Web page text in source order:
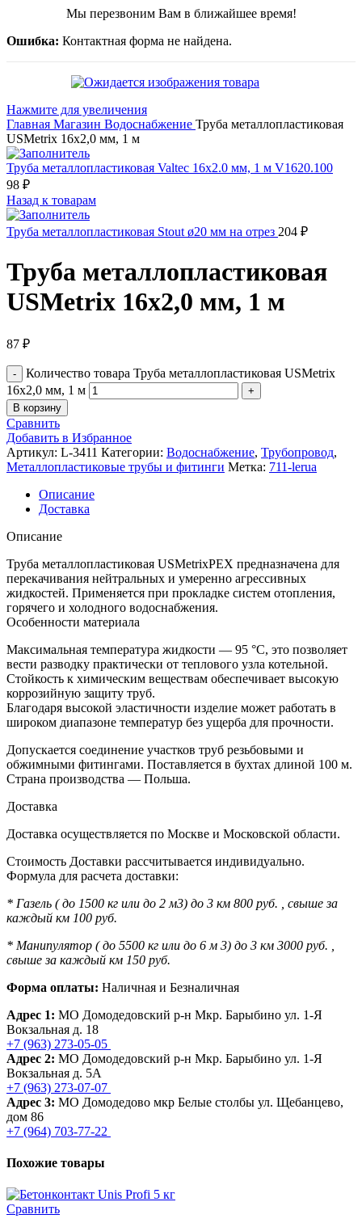
Мы перезвоним Вам в ближайшее время!
Ошибка: Контактная форма не найдена.
Нажмите для увеличения
Главная Магазин Водоснабжение Труба металлопластиковая
USMetrix 16х2,0 мм, 1 м
Труба металлопластиковая Valtec 16х2.0 мм, 1 м V1620.100
98 ₽
Назад к товарам
Труба металлопластиковая Stout ø20 мм на отрез 204 ₽
Труба металлопластиковая
USMetrix 16х2,0 мм, 1 м
87 ₽
Количество товара Труба металлопластиковая USMetrix
16х2,0 мм, 1 м
В корзину
Сравнить
Добавить в Избранное
Артикул: L-3411 Категории: Водоснабжение, Трубопровод,
Металлопластиковые трубы и фитинги Метка: 711-lerua
Описание
Доставка
Описание
Труба металлопластиковая USMetrixPEX предназначена для
перекачивания нейтральных и умеренно агрессивных
жидкостей. Применяется при прокладке систем отопления,
горячего и холодного водоснабжения.
Особенности материала
Максимальная температура жидкости — 95 °C, это позволяет
вести разводку практически от теплового узла котельной.
Стойкость к химическим веществам обеспечивает высокую
коррозийную защиту труб.
Благодаря высокой эластичности изделие может работать в
широком диапазоне температур без ущерба для прочности.
Допускается соединение участков труб резьбовыми и
обжимными фитингами. Поставляется в бухтах длиной 100 м.
Страна производства — Польша.
Доставка
Доставка осуществляется по Москве и Московской области.
Стоимость Доставки рассчитывается индивидуально.
Формула для расчета доставки:
* Газель ( до 1500 кг или до 2 м3) до 3 км 800 руб. , свыше за
каждый км 100 руб.
* Манипулятор ( до 5500 кг или до 6 м 3) до 3 км 3000 руб. ,
свыше за каждый км 150 руб.
Форма оплаты: Наличная и Безналичная
Адрес 1: МО Домодедовский р-н Мкр. Барыбино ул. 1-Я
Вокзальная д. 18
+7 (963) 273-05-05
Адрес 2: МО Домодедовский р-н Мкр. Барыбино ул. 1-Я
Вокзальная д. 5А
+7 (963) 273-07-07
Адрес 3: МО Домодедово мкр Белые столбы ул. Щебанцево,
дом 86
+7 (964) 703-77-22
Похожие товары
Сравнить